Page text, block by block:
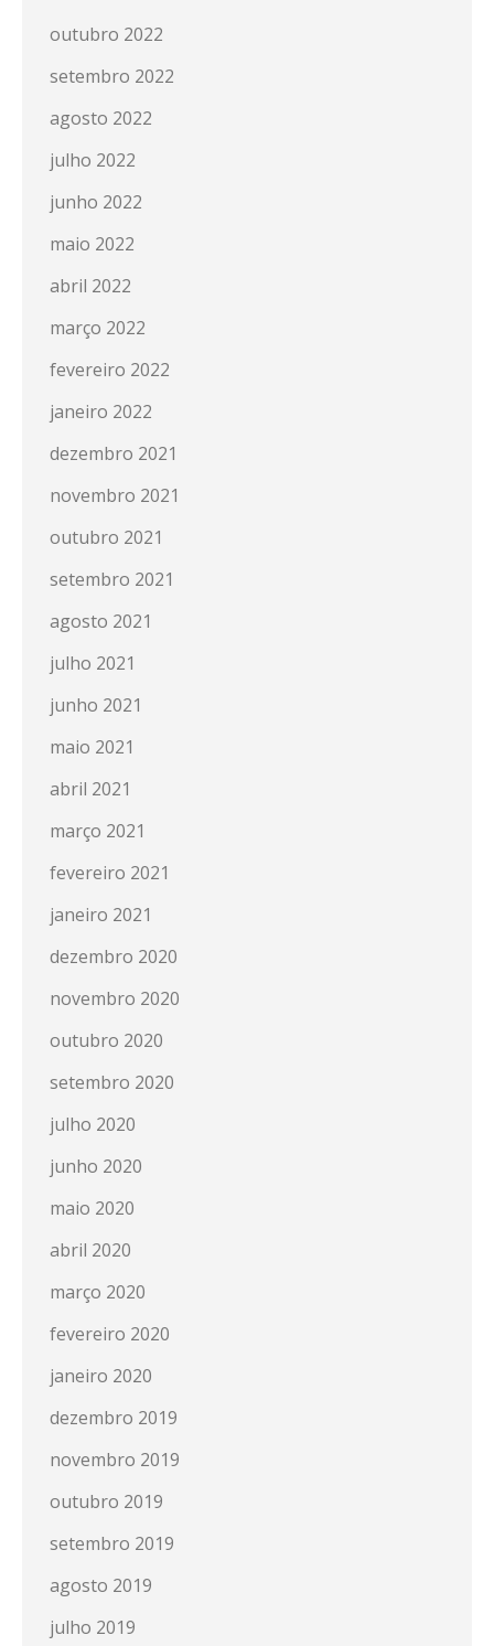
outubro 2022
setembro 2022
agosto 2022
julho 2022
junho 2022
maio 2022
abril 2022
março 2022
fevereiro 2022
janeiro 2022
dezembro 2021
novembro 2021
outubro 2021
setembro 2021
agosto 2021
julho 2021
junho 2021
maio 2021
abril 2021
março 2021
fevereiro 2021
janeiro 2021
dezembro 2020
novembro 2020
outubro 2020
setembro 2020
julho 2020
junho 2020
maio 2020
abril 2020
março 2020
fevereiro 2020
janeiro 2020
dezembro 2019
novembro 2019
outubro 2019
setembro 2019
agosto 2019
julho 2019